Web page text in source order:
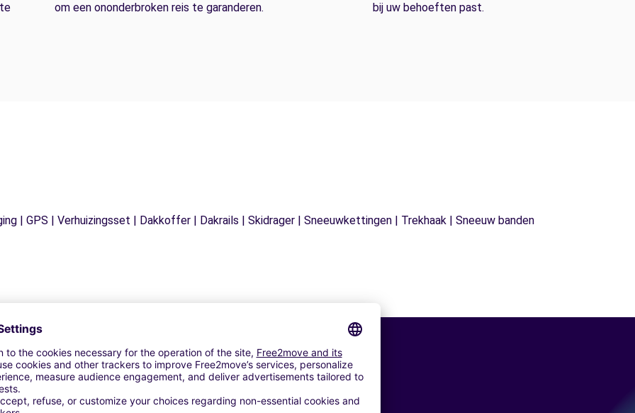
om een ononderbroken reis te garanderen.
bij uw behoeften past.
| GPS | Verhuizingsset | Dakkoffer | Dakrails | Skidrager | Sneeuwkettingen | Trekhaak | Sneeuw banden
Vergelijkbare Agentschappen